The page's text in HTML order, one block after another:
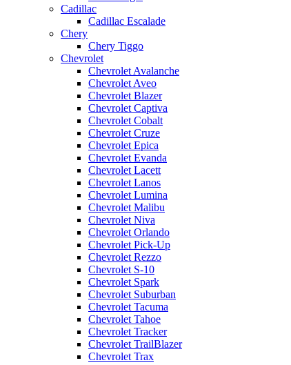
Cadillac
Cadillac Escalade
Chery
Chery Tiggo
Chevrolet
Chevrolet Avalanche
Chevrolet Aveo
Chevrolet Blazer
Chevrolet Captiva
Chevrolet Cobalt
Chevrolet Cruze
Chevrolet Epica
Chevrolet Evanda
Chevrolet Lacett
Chevrolet Lanos
Chevrolet Lumina
Chevrolet Malibu
Chevrolet Niva
Chevrolet Orlando
Chevrolet Pick-Up
Chevrolet Rezzo
Chevrolet S-10
Chevrolet Spark
Chevrolet Suburban
Chevrolet Tacuma
Chevrolet Tahoe
Chevrolet Tracker
Chevrolet TrailBlazer
Chevrolet Trax